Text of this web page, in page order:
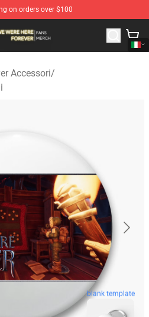
on orders over $100
Shop - Official We Were Here
Accessori/
blank template